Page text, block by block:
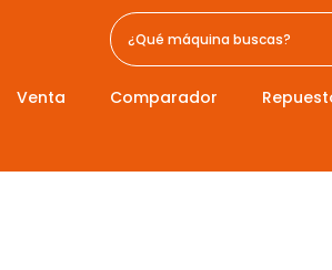
Venta Comparador